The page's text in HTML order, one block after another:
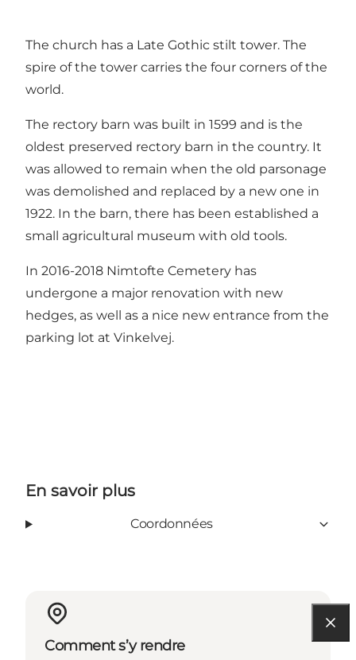
The church has a Late Gothic stilt tower. The
spire of the tower carries the four corners of the
world.
The rectory barn was built in 1599 and is the
oldest preserved rectory barn in the country. It
was allowed to remain when the old parsonage
was demolished and replaced by a new one in
1922. In the barn, there has been established a
small agricultural museum with old tools.
In 2016-2018 Nimtofte Cemetery has
undergone a major renovation with new
hedges, as well as a nice new entrance from the
parking lot at Vinkelvej.
En savoir plus
Coordonnées
Comment s’y rendre